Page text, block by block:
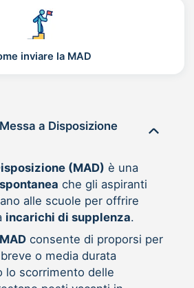
inviare la MAD
Disposizione
(MAD) è una
che gli aspiranti
alle scuole per offrire
incarichi di supplenza.
consente di proporsi per
o media durata
lo scorrimento delle